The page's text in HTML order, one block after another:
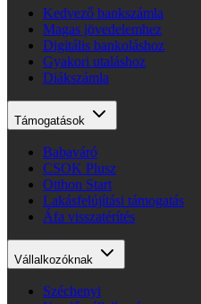
Kedvező bankszámla
Magas jövedelemhez
Digitális bankoláshoz
Gyakori utaláshoz
Diákszámla
Támogatások
Babaváró
CSOK Plusz
Otthon Start
Lakásfelújítási támogatás
Áfa visszatérítés
Vállalkozóknak
Széchenyi